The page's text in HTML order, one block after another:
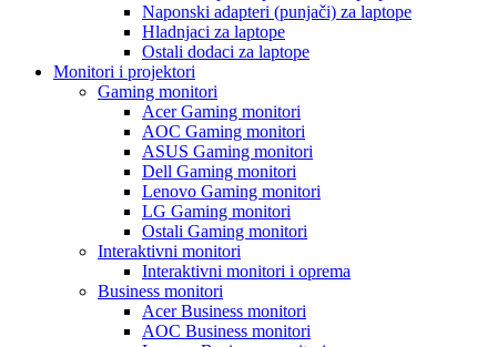
Naponski adapteri (punjači) za laptope
Hladnjaci za laptope
Ostali dodaci za laptope
Monitori i projektori
Gaming monitori
Acer Gaming monitori
AOC Gaming monitori
ASUS Gaming monitori
Dell Gaming monitori
Lenovo Gaming monitori
LG Gaming monitori
Ostali Gaming monitori
Interaktivni monitori
Interaktivni monitori i oprema
Business monitori
Acer Business monitori
AOC Business monitori